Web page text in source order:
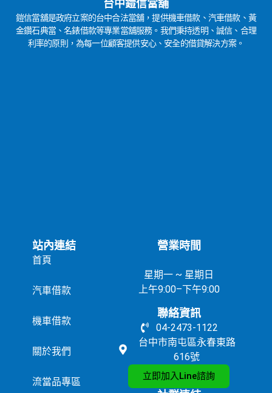
台中鎧信當舖
鎧信當舖是政府立案的台中合法當舖，提供機車借款、汽車借款、黃
金鑽石典當、名錶借款等專業當舖服務。我們秉持透明、誠信、合理
利率的原則，為每一位顧客提供安心、安全的借貸解決方案。
站內連結
首頁
汽車借款
機車借款
關於我們
流當品專區
營業時間
星期一 ~ 星期日
上午9:00–下午9:00
聯絡資訊
04-2473-1122
台中市南屯區永春東路
616號
立即加入Line諮詢